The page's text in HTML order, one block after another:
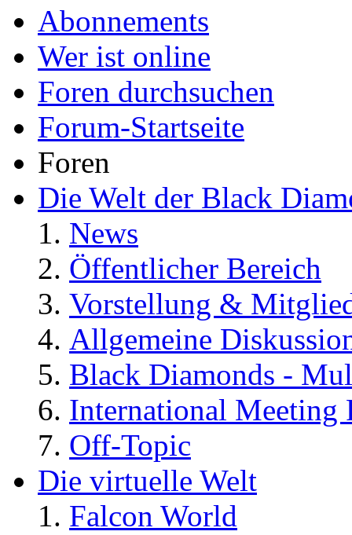
Abonnements
Wer ist online
Foren durchsuchen
Forum-Startseite
Foren
Die Welt der Black
News
Öffentlicher Bereich
Vorstellung &
Allgemeine
Black Diamonds -
International Meeting
Off-Topic
Die virtuelle Welt
Falcon World